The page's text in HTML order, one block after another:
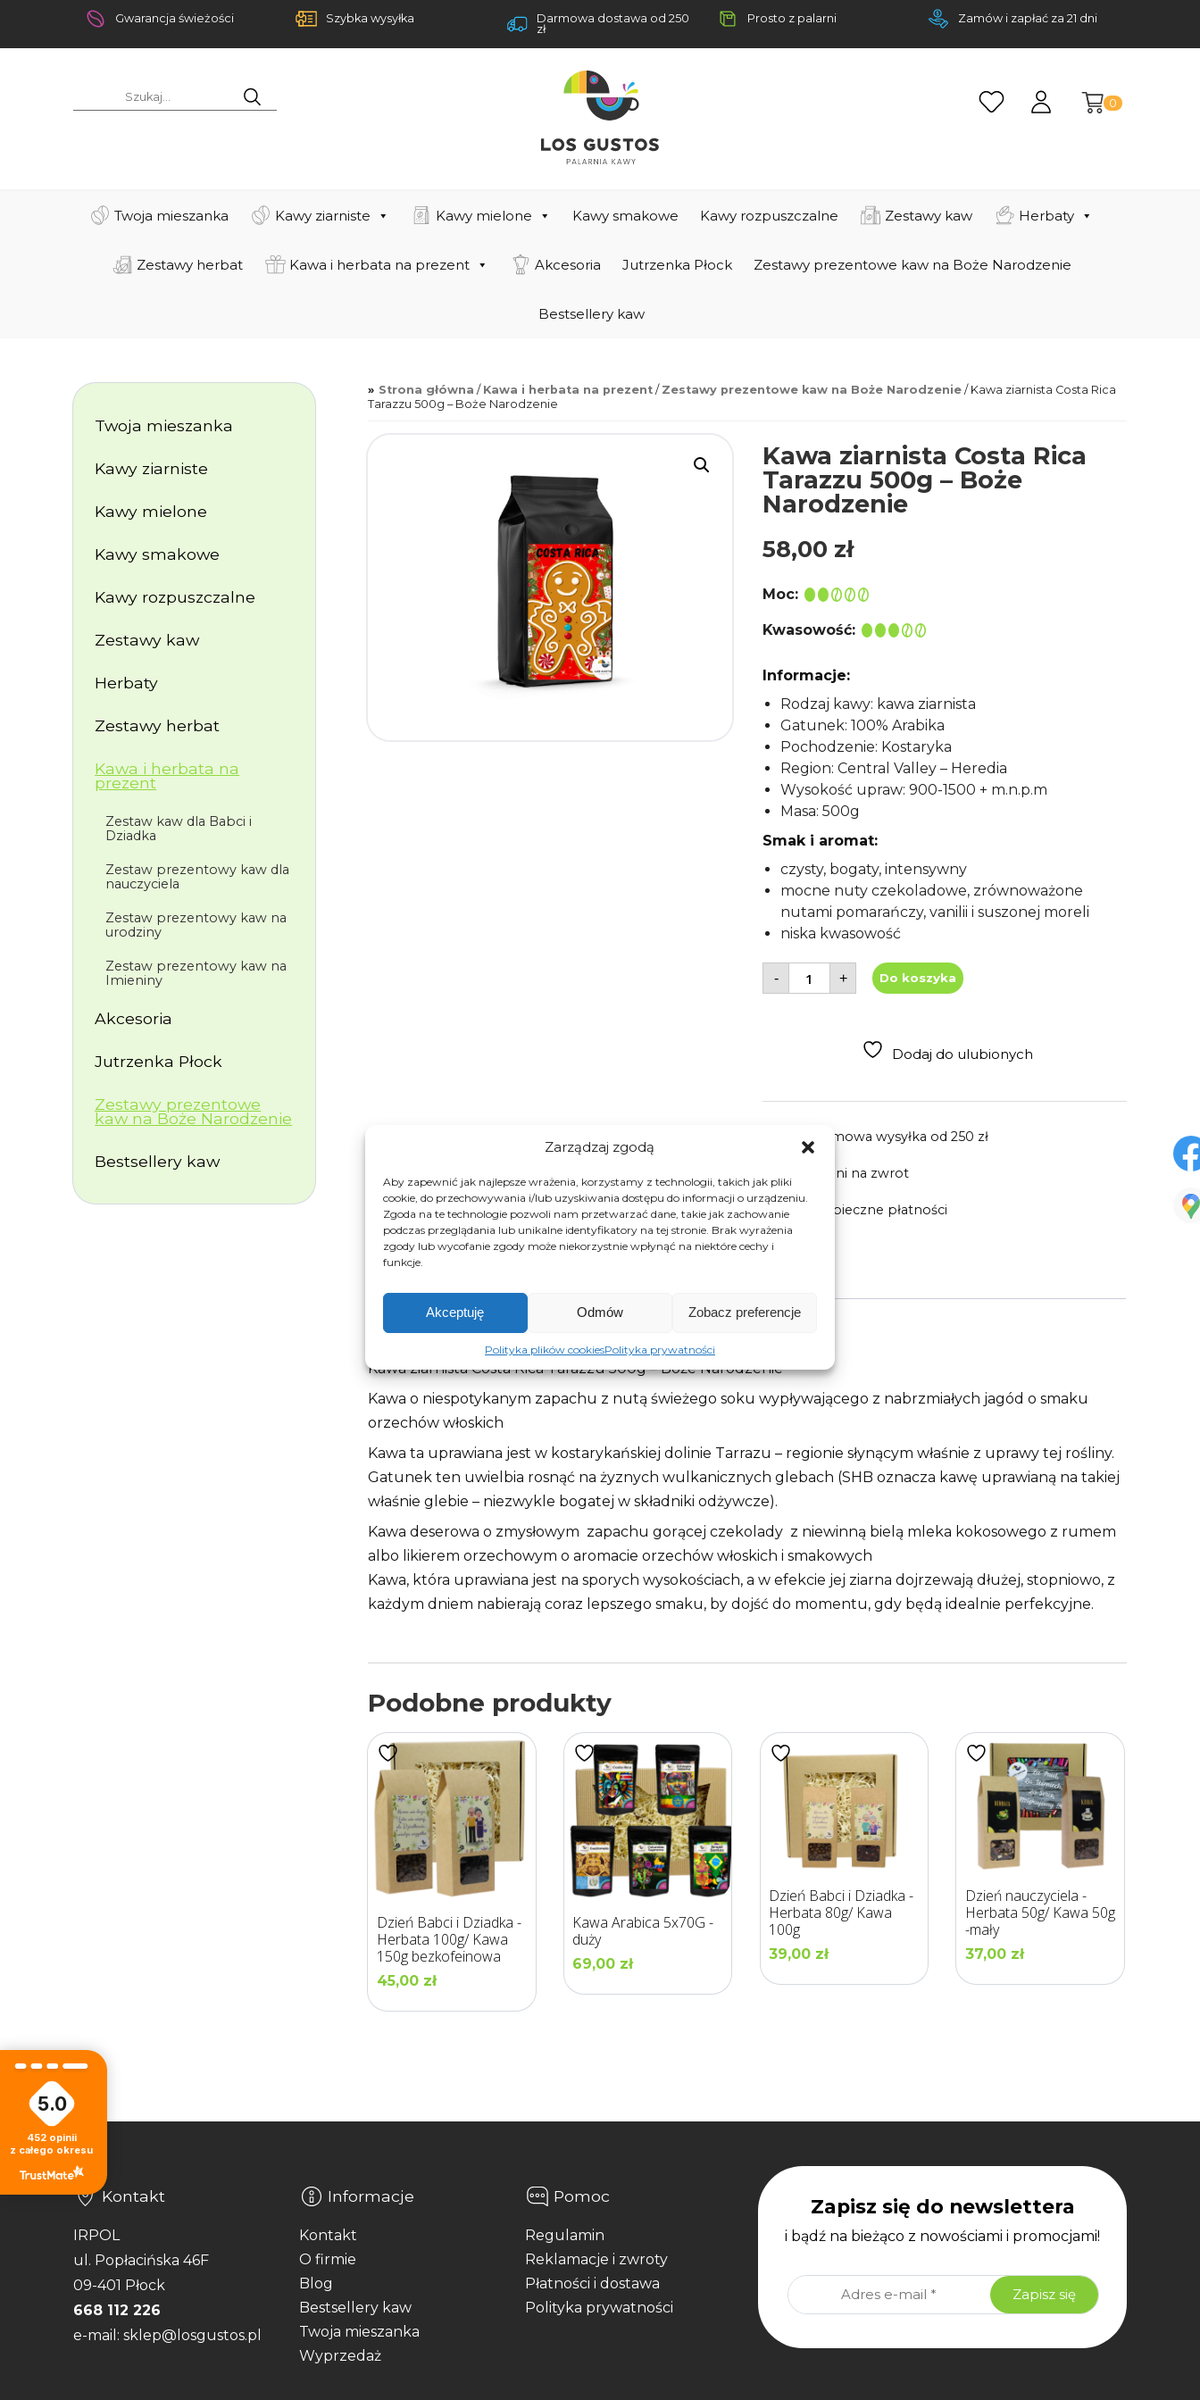
Zarządzaj zgodą
Aby zapewnić jak najlepsze wrażenia, korzystamy z technologii, takich jak pliki
cookie, do przechowywania i/lub uzyskiwania dostępu do informacji o urządzeniu.
Zgoda na te technologie pozwoli nam przetwarzać dane, takie jak zachowanie
podczas przeglądania lub unikalne identyfikatory na tej stronie. Brak wyrażenia
zgody lub wycofanie zgody może niekorzystnie wpłynąć na niektóre cechy i
funkcje.
Akceptuję Odmów Zobacz preferencje
Polityka plików cookiesPolityka prywatności
Gwarancja świeżości Szybka wysyłka
Darmowa dostawa od 250
zł
Prosto z palarni Zamów i zapłać za 21 dni
0
Twoja mieszanka Kawy ziarniste Kawy mielone Kawy smakowe Kawy rozpuszczalne Zestawy kaw Herbaty
Zestawy herbat Kawa i herbata na prezent Akcesoria Jutrzenka Płock Zestawy prezentowe kaw na Boże Narodzenie
Bestsellery kaw
Twoja mieszanka
Kawy ziarniste
Kawy mielone
Kawy smakowe
Kawy rozpuszczalne
Zestawy kaw
Herbaty
Zestawy herbat
Kawa i herbata na
prezent
Zestaw kaw dla Babci i
Dziadka
Zestaw prezentowy kaw dla
nauczyciela
Zestaw prezentowy kaw na
urodziny
Zestaw prezentowy kaw na
Imieniny
Akcesoria
Jutrzenka Płock
Zestawy prezentowe
kaw na Boże Narodzenie
Bestsellery kaw
Strona główna / Kawa i herbata na prezent / Zestawy prezentowe kaw na Boże Narodzenie / Kawa ziarnista Costa Rica
Tarazzu 500g – Boże Narodzenie
Kawa ziarnista Costa Rica
Tarazzu 500g – Boże
Narodzenie
58,00 zł
Moc:
Kwasowość:
Informacje:
Rodzaj kawy: kawa ziarnista
Gatunek: 100% Arabika
Pochodzenie: Kostaryka
Region: Central Valley – Heredia
Wysokość upraw: 900-1500 + m.n.p.m
Masa: 500g
Smak i aromat:
czysty, bogaty, intensywny
mocne nuty czekoladowe, zrównoważone
nutami pomarańczy, vanilii i suszonej moreli
niska kwasowość
-
ilość
Kawa
ziarnista
Narodzenie
+ Do koszyka
Dodaj do ulubionych
Darmowa wysyłka od 250 zł
30 dni na zwrot
Bezpieczne płatności
Opis
Kawa ziarnista Costa Rica Tarazzu 500g – Boże Narodzenie
Kawa o niespotykanym zapachu z nutą świeżego soku wypływającego z nabrzmiałych jagód o smaku
orzechów włoskich
Kawa ta uprawiana jest w kostarykańskiej dolinie Tarrazu – regionie słynącym właśnie z uprawy tej rośliny.
Gatunek ten uwielbia rosnąć na żyznych wulkanicznych glebach (SHB oznacza kawę uprawianą na takiej
właśnie glebie – niezwykle bogatej w składniki odżywcze).
Kawa deserowa o zmysłowym zapachu gorącej czekolady z niewinną bielą mleka kokosowego z rumem
albo likierem orzechowym o aromacie orzechów włoskich i smakowych
Kawa, która uprawiana jest na sporych wysokościach, a w efekcie jej ziarna dojrzewają dłużej, stopniowo, z
każdym dniem nabierają coraz lepszego smaku, by dojść do momentu, gdy będą idealnie perfekcyjne.
Podobne produkty
Dzień Babci i Dziadka -
Herbata 100g/ Kawa
150g bezkofeinowa
45,00 zł
Kawa Arabica 5x70G -
duży
69,00 zł
Dzień Babci i Dziadka -
Herbata 80g/ Kawa
100g
39,00 zł
Dzień nauczyciela -
Herbata 50g/ Kawa 50g
-mały
37,00 zł
Kontakt
IRPOL
ul. Popłacińska 46F
09-401 Płock
668 112 226
e-mail: sklep@losgustos.pl
Informacje
Kontakt
O firmie
Blog
Bestsellery kaw
Twoja mieszanka
Wyprzedaż
Pomoc
Regulamin
Reklamacje i zwroty
Płatności i dostawa
Polityka prywatności
Zapisz się do newslettera
i bądź na bieżąco z nowościami i promocjami!
5.0
452 opinii
z całego okresu